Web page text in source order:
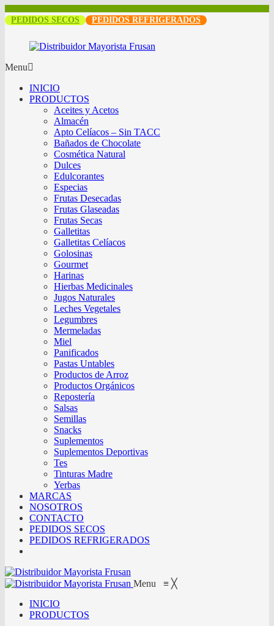
PEDIDOS SECOS PEDIDOS REFRIGERADOS
Menu
INICIO
PRODUCTOS
Aceites y Acetos
Almacén
Apto Celíacos – Sin TACC
Bañados de Chocolate
Cosmética Natural
Dulces
Edulcorantes
Especias
Frutas Desecadas
Frutas Glaseadas
Frutas Secas
Galletitas
Galletitas Celíacos
Golosinas
Gourmet
Harinas
Hierbas Medicinales
Jugos Naturales
Leches Vegetales
Legumbres
Mermeladas
Miel
Panificados
Pastas Untables
Productos de Arroz
Productos Orgánicos
Repostería
Salsas
Semillas
Snacks
Suplementos
Suplementos Deportivas
Tes
Tinturas Madre
Yerbas
MARCAS
NOSOTROS
CONTACTO
PEDIDOS SECOS
PEDIDOS REFRIGERADOS
Menu ≡ ╳
INICIO
PRODUCTOS